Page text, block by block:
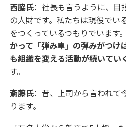
西脇氏： 社長も言うように、目
の人財です。私たちは現役でい
をつくっているつもりでいます。
かって「弾み車」の弾みがつけ
も組織を変える活動が続いてい
す。
斎藤氏： 昔、上司から言われて
ります。